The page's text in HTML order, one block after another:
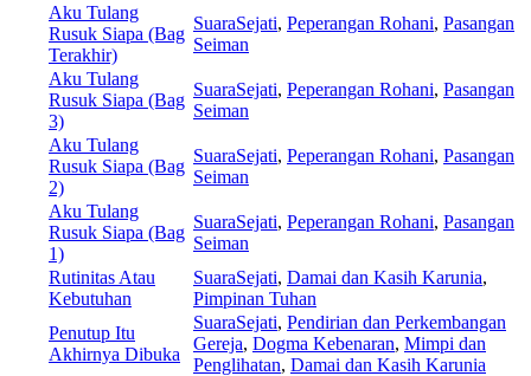
Aku Tulang
Rusuk Siapa (Bag
Terakhir)
SuaraSejati, Peperangan Rohani, Pasangan
Seiman
Aku Tulang
Rusuk Siapa (Bag
3)
SuaraSejati, Peperangan Rohani, Pasangan
Seiman
Aku Tulang
Rusuk Siapa (Bag
2)
SuaraSejati, Peperangan Rohani, Pasangan
Seiman
Aku Tulang
Rusuk Siapa (Bag
1)
SuaraSejati, Peperangan Rohani, Pasangan
Seiman
Rutinitas Atau
Kebutuhan
SuaraSejati, Damai dan Kasih Karunia,
Pimpinan Tuhan
Penutup Itu
Akhirnya Dibuka
SuaraSejati, Pendirian dan Perkembangan
Gereja, Dogma Kebenaran, Mimpi dan
Penglihatan, Damai dan Kasih Karunia